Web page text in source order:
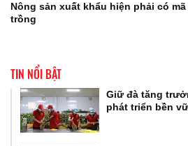
Nông sản xuất khẩu hiện phải có
trồng
TIN NỔI BẬT
Giữ đà tăng
phát triển bền